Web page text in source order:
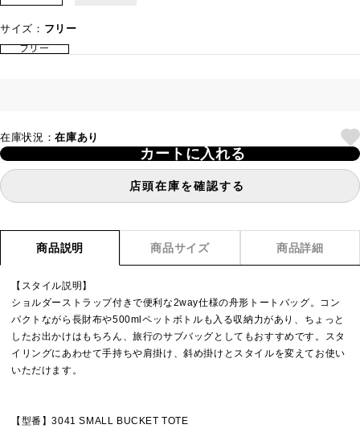
サイズ： フリー
フリー
在庫状況：在庫あり
カートに入れる
店頭在庫を確認する
商品説明 商品サイズ 商品詳細
【スタイル説明】
ショルダーストラップ付きで便利な2way仕様の舟形トートバッグ。コン
パクトながら長財布や500mlペットボトルも入る収納力があり、ちょっと
したお出かけはもちろん、旅行のサブバッグとしてもおすすめです。スタ
イリングにあわせて手持ちや肩掛け、斜め掛けとスタイルを変えてお使い
いただけます。
【型番】3041 SMALL BUCKET TOTE